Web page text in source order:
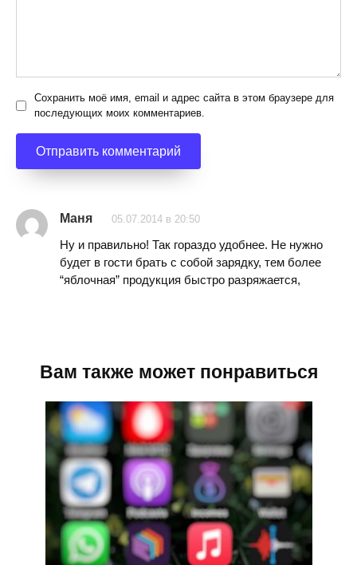
Сохранить моё имя, email и адрес сайта в этом браузере для
последующих моих комментариев.
Маня 05.07.2014 в 20:50
Ну и правильно! Так гораздо удобнее. Не нужно
будет в гости брать с собой зарядку, тем более
“яблочная” продукция быстро разряжается,
Вам также может понравиться